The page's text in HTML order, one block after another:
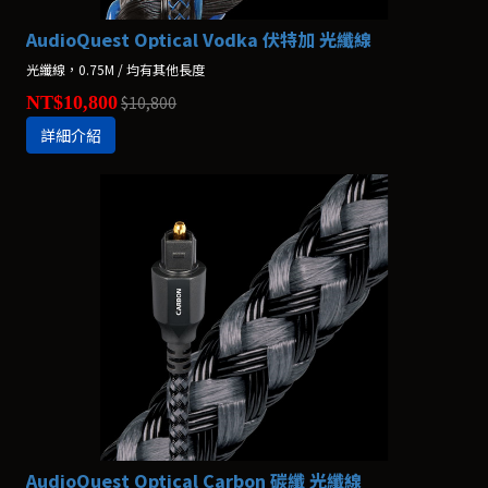
AudioQuest Optical Vodka 伏特加 光纖線
光纖線，0.75M / 均有其他長度
NT$10,800$10,800
詳細介紹
AudioQuest Optical Carbon 碳纖 光纖線